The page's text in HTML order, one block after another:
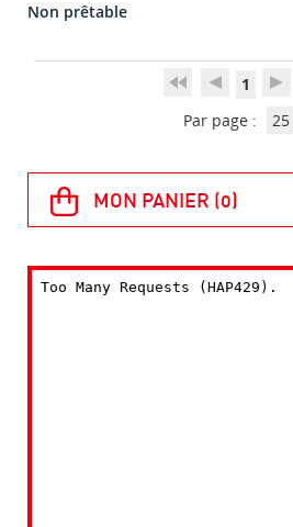
Non prêtable
1
Par page :
25